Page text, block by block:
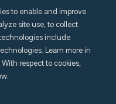
to enable and improve
site use, to collect
include
Learn more in
respect to cookies,